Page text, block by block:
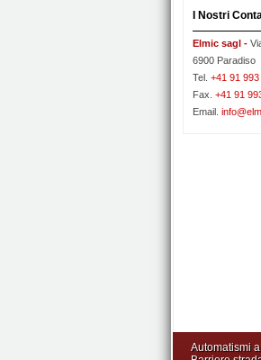
I Nostri
Elmic sagl -
6900 Paradiso
Tel. +41 91
Fax. +41 91
Email.
Automatismi